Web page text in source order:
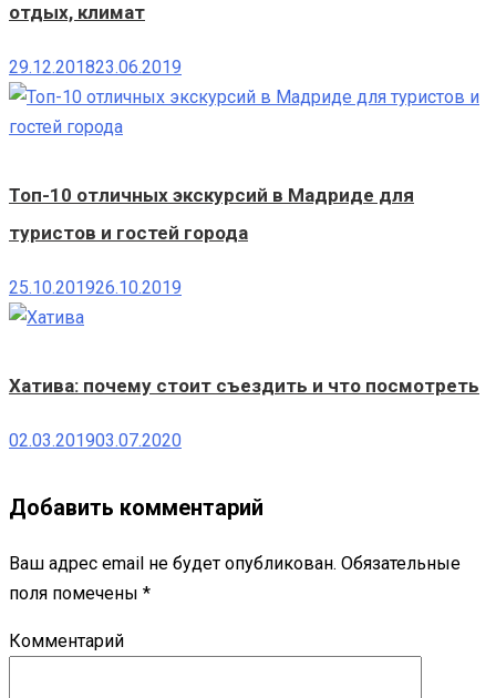
отдых, климат
29.12.201823.06.2019
Топ-10 отличных экскурсий в Мадриде для
туристов и гостей города
25.10.201926.10.2019
Хатива: почему стоит съездить и что посмотреть
02.03.201903.07.2020
Добавить комментарий
Ваш адрес email не будет опубликован. Обязательные
поля помечены *
Комментарий